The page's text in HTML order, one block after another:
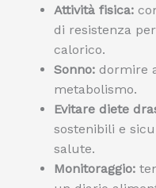
Attività fisica:
di resistenza
calorico.
Sonno: dormire
metabolismo.
Evitare diete
sostenibili e
salute.
Monitoraggio: